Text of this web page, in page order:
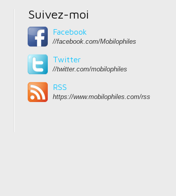
Suivez-moi
Facebook
//facebook.com/Mobilophiles
Twitter
//twitter.com/mobilophiles
RSS
https://www.mobilophiles.com/rss